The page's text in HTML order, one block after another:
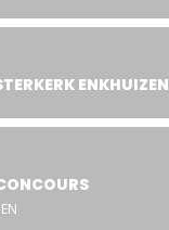
ENKHUIZEN